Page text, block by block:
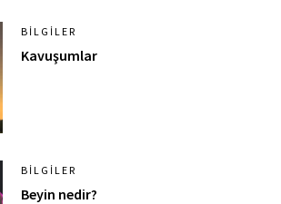
BILGILER
Kavuşumlar
BILGILER
Beyin nedir?